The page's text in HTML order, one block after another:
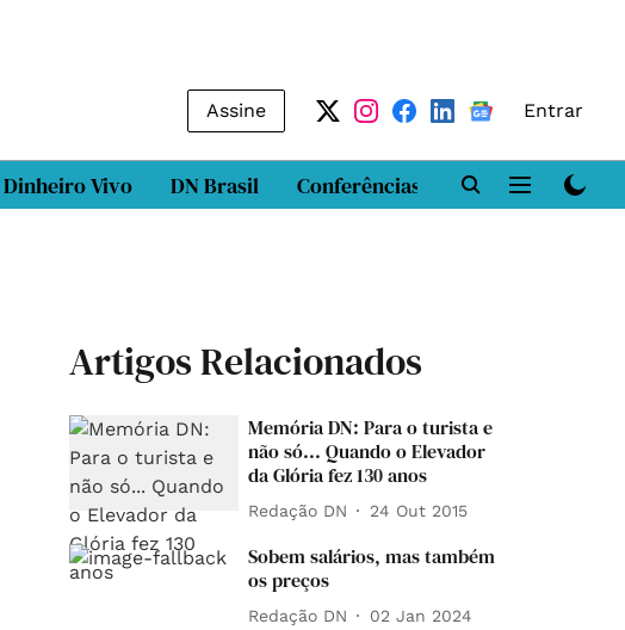
Assine Entrar
Dinheiro Vivo DN Brasil Conferências DN LAB
Artigos Relacionados
Memória DN: Para o turista e
não só... Quando o Elevador
da Glória fez 130 anos
Redação DN 24 Out 2015
Sobem salários, mas também
os preços
Redação DN 02 Jan 2024